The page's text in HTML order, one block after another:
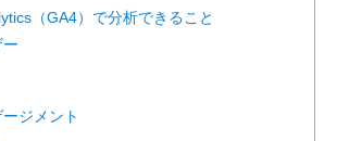
（GA4）で分析できること
ジメント